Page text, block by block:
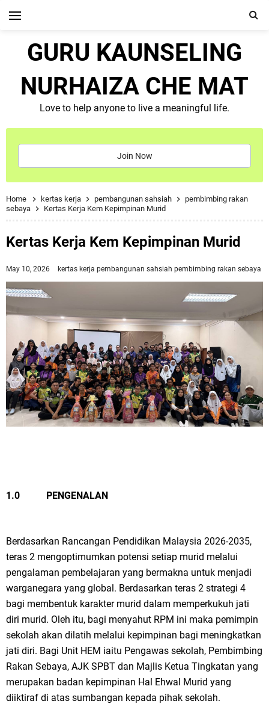
GURU KAUNSELING
NURHAIZA CHE MAT
Love to help anyone to live a meaningful life.
Join Now
Home kertas kerja pembangunan sahsiah
pembimbing rakan
sebaya
Kertas Kerja Kem Kepimpinan Murid
Kertas Kerja Kem Kepimpinan Murid
May 10, 2026 kertas kerja pembangunan sahsiah pembimbing rakan sebaya
1.0 PENGENALAN
Berdasarkan Rancangan Pendidikan Malaysia 2026-2035,
teras 2 mengoptimumkan potensi setiap murid melalui
pengalaman pembelajaran yang bermakna untuk menjadi
warganegara yang global. Berdasarkan teras 2 strategi 4
bagi membentuk karakter murid dalam memperkukuh jati
diri murid. Oleh itu, bagi menyahut RPM ini maka pemimpin
sekolah akan dilatih melalui kepimpinan bagi meningkatkan
jati diri. Bagi Unit HEM iaitu Pengawas sekolah, Pembimbing
Rakan Sebaya, AJK SPBT dan Majlis Ketua Tingkatan yang
merupakan badan kepimpinan Hal Ehwal Murid yang
diiktiraf di atas sumbangan kepada pihak sekolah.